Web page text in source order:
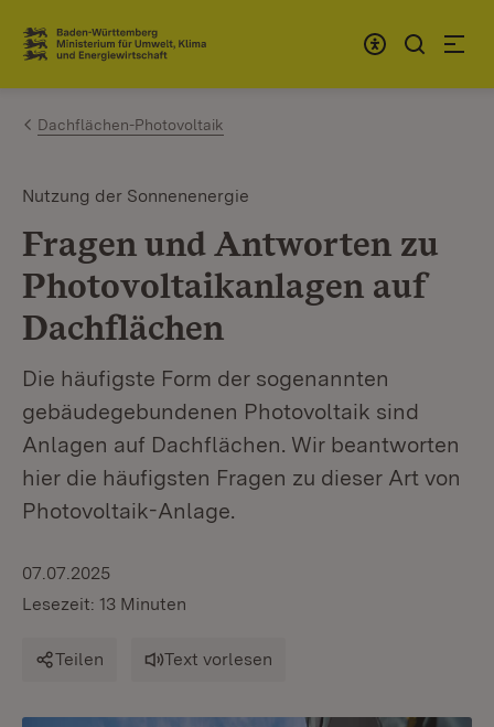
Zum Inhalt springen
Link zur Startseite
Dachflächen-Photovoltaik
Nutzung der Sonnenenergie
Fragen und Antworten zu
Photovoltaikanlagen auf
Dachflächen
Die häufigste Form der sogenannten
gebäudegebundenen Photovoltaik sind
Anlagen auf Dachflächen. Wir beantworten
hier die häufigsten Fragen zu dieser Art von
Photovoltaik-Anlage.
07.07.2025
Lesezeit: 13 Minuten
Teilen Text vorlesen